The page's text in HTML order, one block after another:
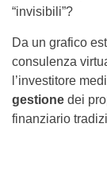
“invisibili”?
Da un grafico
consulenza
l’investitore
gestione dei
finanziario